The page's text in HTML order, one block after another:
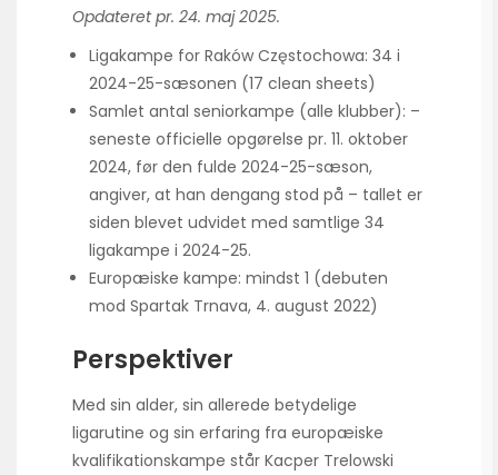
Opdateret pr. 24. maj 2025.
Ligakampe for Raków Częstochowa: 34 i
2024-25-sæsonen (17 clean sheets)
Samlet antal seniorkampe (alle klubber): –
seneste officielle opgørelse pr. 11. oktober
2024, før den fulde 2024-25-sæson,
angiver, at han dengang stod på – tallet er
siden blevet udvidet med samtlige 34
ligakampe i 2024-25.
Europæiske kampe: mindst 1 (debuten
mod Spartak Trnava, 4. august 2022)
Perspektiver
Med sin alder, sin allerede betydelige
ligarutine og sin erfaring fra europæiske
kvalifikationskampe står Kacper Trelowski